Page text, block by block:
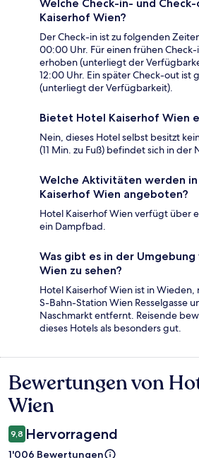
Welche Check-in- und
Kaiserhof Wien?
Der Check-in ist zu folgenden
00:00 Uhr. Für einen frühen
erhoben (unterliegt der
12:00 Uhr. Ein später Check-out ist
(unterliegt der Verfügbarkeit).
Bietet Hotel Kaiserhof Wien
Nein, dieses Hotel selbst besitzt
(11 Min. zu Fuß) befindet sich in der
Welche Aktivitäten werden
Kaiserhof Wien angeboten?
Hotel Kaiserhof Wien verfügt über
ein Dampfbad.
Was gibt es in der
Wien zu sehen?
Hotel Kaiserhof Wien ist in
S-Bahn-Station Wien Resselgasse
Naschmarkt entfernt. Reisende
dieses Hotels als besonders gut.
Bewertungen
Bewertungen von
Wien
9,8 Hervorragend
1'006 Bewertungen